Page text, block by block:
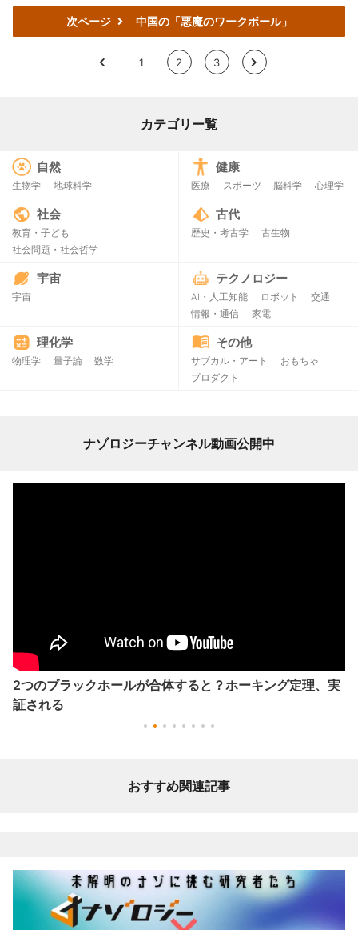
次ページ 中国の「悪魔のワークボール」
< 1 2 3 >
カテゴリー覧
自然
生物学 地球科学
健康
医療 スポーツ 脳科学 心理学
社会
教育・子ども
社会問題・社会哲学
古代
歴史・考古学 古生物
宇宙
宇宙
テクノロジー
AI・人工知能 ロボット
交通
情報・通信
家電
理化学
物理学 量子論 数学
その他
サブカル・アート
おもちゃ
プロダクト
ナゾロジーチャンネル動画公開中
2つのブラックホールが合体すると？ホーキング定理、実
証される
おすすめ関連記事